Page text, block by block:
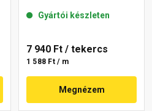
Gyártói készleten
7 940 Ft / tekercs
1 588 Ft / m
Megnézem